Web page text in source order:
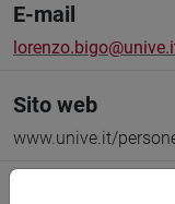
E-mail
Sito web
www.unive.it/